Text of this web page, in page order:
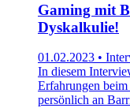
Gaming mit
Dyskalkulie!
01.02.2023 •
In diesem
Erfahrungen
persönlich an